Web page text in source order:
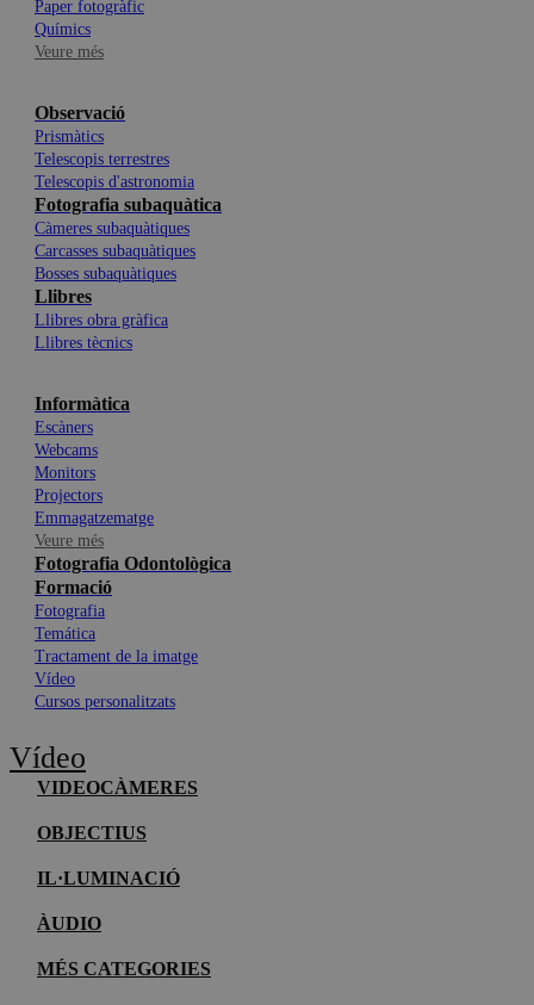
Paper fotogràfic
Químics
Veure més
Observació
Prismàtics
Telescopis terrestres
Telescopis d'astronomia
Fotografia subaquàtica
Càmeres subaquàtiques
Carcasses subaquàtiques
Bosses subaquàtiques
Llibres
Llibres obra gràfica
Llibres tècnics
Informàtica
Escàners
Webcams
Monitors
Projectors
Emmagatzematge
Veure més
Fotografia Odontològica
Formació
Fotografia
Temática
Tractament de la imatge
Vídeo
Cursos personalitzats
Vídeo
VIDEOCÀMERES
OBJECTIUS
IL·LUMINACIÓ
ÀUDIO
MÉS CATEGORIES